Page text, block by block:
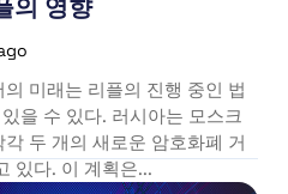
의 영향
미래는 리플의 진행 중인 법
을 수 있다. 러시아는 모스크
두 개의 새로운 암호화폐 거
있다. 이 계획은...